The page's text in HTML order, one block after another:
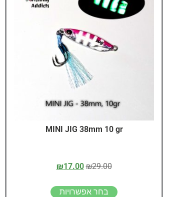
MINI JIG 38mm 10 gr
₪29.00
₪17.00
בחר אפשרויות